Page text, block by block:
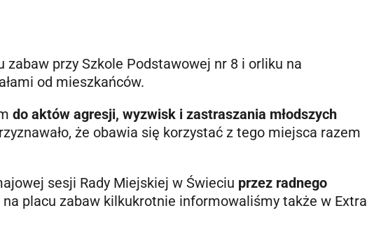
przy Szkole Podstawowej nr 8 i orliku na
od mieszkańców.
do aktów agresji, wyzwisk i zastraszania młodszych
że obawia się korzystać z tego miejsca razem
sesji Rady Miejskiej w Świeciu przez radnego
na placu zabaw kilkukrotnie informowaliśmy także w Extra